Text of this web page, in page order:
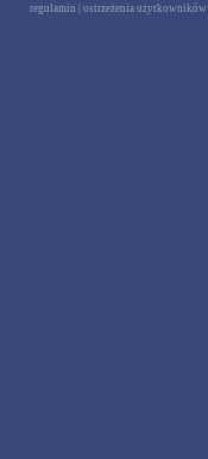
regulamin ostrzeżenia użytkowników